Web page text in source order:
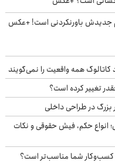
جدیدش باورنکردنی است! +عکس
همه واقعیت را نمی‌گویند
بزرگ در طراحی داخلی
انواع حکم، فیش حقوقی و نکات
کسب‌وکار شما مناسب‌تر است؟